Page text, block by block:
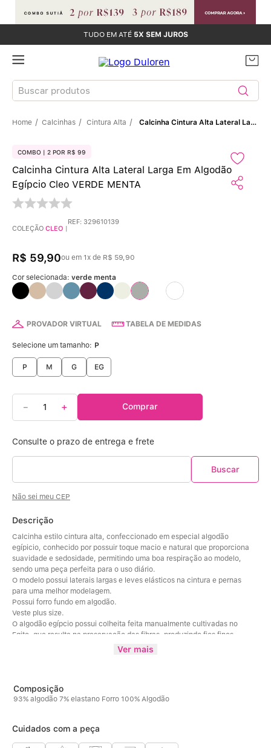
TUDO EM ATÉ 5X SEM JUROS
Buscar produtos
Calcinhas Cintura Alta Calcinha Cintura Alta Lateral Larga Em Algodão Egípcio Cleo VERDE MENTA
COMBO | 2 POR R$ 99
Calcinha Cintura Alta Lateral Larga Em Algodão
Egípcio Cleo VERDE MENTA
COLEÇÃO CLEO |
REF: 329610139
R$ 59,90ou em 1x de R$ 59,90
Cor selecionada: verde menta
PROVADOR VIRTUAL TABELA DE MEDIDAS
Selecione um tamanho: P
P M G EG
＋
－ Comprar
Não sei meu CEP
Descrição
Calcinha estilo cintura alta, confeccionado em especial algodão
egípicio, conhecido por possuir toque macio e natural que proporciona
suavidade e sedosidade, permitindo uma boa respiração ao modelo,
sendo uma peça perfeita para o uso diário.
O modelo possui laterais largas e leves elásticos na cintura e pernas
para uma melhor modelagem.
Possui forro fundo em algodão.
Veste plus size.
O algodão egípcio possui colheita feita manualmente cultivadas no
Egito, que resulta na preservação das fibras, produzindo fios finos,
Além disso, o algodão absorve a umidade da pele ajudando a mante-lá
seca e tendem a ser duráveis, podendo resistir a multíplas lavagens.
Ver mais
93% algodão 7% elastano Forro 100% Algodão
Cuidados com a peça
TERMOS MAIS BUSCADOS
1º Sutiãs
2º Calcinhas
Sutiã Bojo
5º Calcinha Algodão
Calcinha Cintura Alta
º Multifuncional
9º Algodão Egípcio
Sutiã Sustentação